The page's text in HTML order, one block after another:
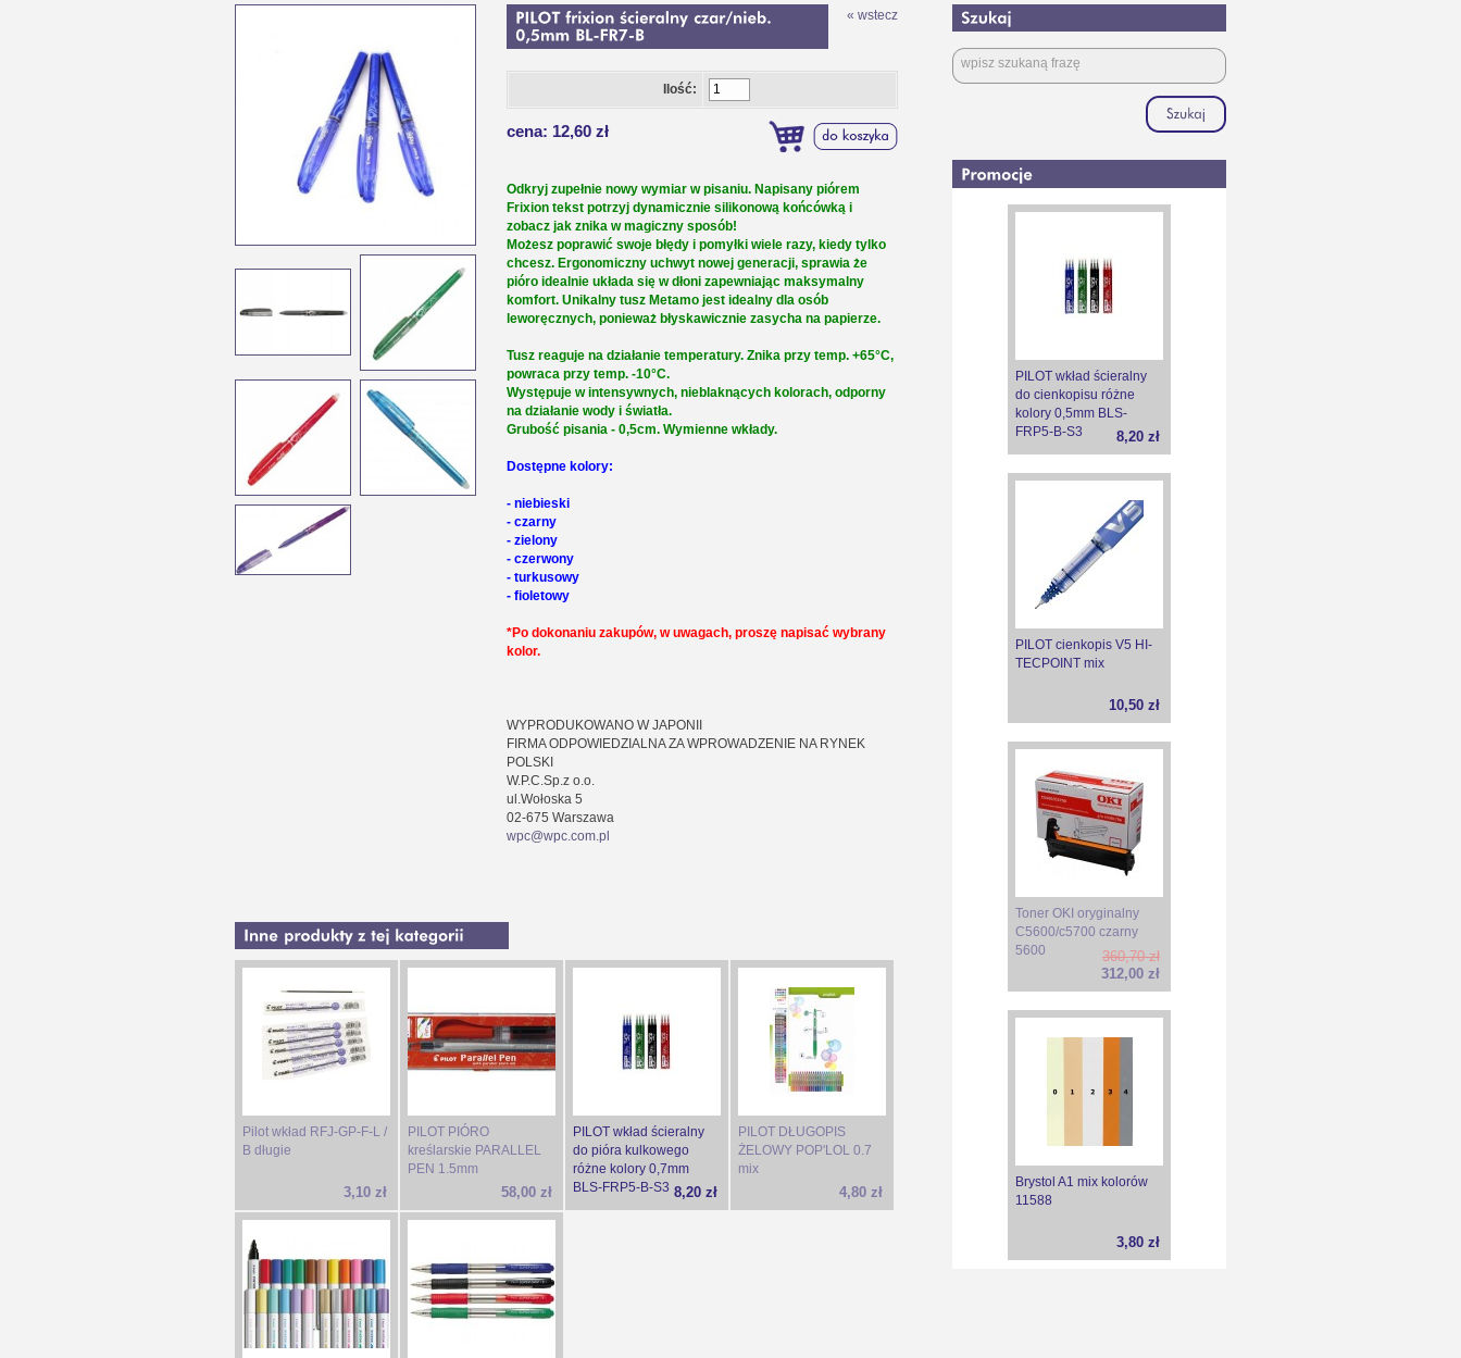
« wstecz
Ilość:
cena: 12,60 zł
Odkryj zupełnie nowy wymiar w pisaniu. Napisany piórem
Frixion tekst potrzyj dynamicznie silikonową końcówką i
zobacz jak znika w magiczny sposób!
Możesz poprawić swoje błędy i pomyłki wiele razy, kiedy tylko
chcesz. Ergonomiczny uchwyt nowej generacji, sprawia że
pióro idealnie układa się w dłoni zapewniając maksymalny
komfort. Unikalny tusz Metamo jest idealny dla osób
leworęcznych, ponieważ błyskawicznie zasycha na papierze.
Tusz reaguje na działanie temperatury. Znika przy temp. +65°C,
powraca przy temp. -10°C.
Występuje w intensywnych, nieblaknących kolorach, odporny
na działanie wody i światła.
Grubość pisania - 0,5cm. Wymienne wkłady.
Dostępne kolory:
- niebieski
- czarny
- zielony
- czerwony
- turkusowy
- fioletowy
*Po dokonaniu zakupów, w uwagach, proszę napisać wybrany
kolor.
WYPRODUKOWANO W JAPONII
FIRMA ODPOWIEDZIALNA ZA WPROWADZENIE NA RYNEK
POLSKI
W.P.C.Sp.z o.o.
ul.Wołoska 5
02-675 Warszawa
wpc@wpc.com.pl
Pilot wkład RFJ-GP-F-L /
B długie
3,10 zł
PILOT PIÓRO
kreślarskie PARALLEL
PEN 1.5mm
58,00 zł
PILOT wkład ścieralny
do pióra kulkowego
różne kolory 0,7mm
BLS-FRP5-B-S3 8,20 zł
PILOT DŁUGOPIS
ŻELOWY POP'LOL 0.7
mix
4,80 zł
PILOT wkład ścieralny
do cienkopisu różne
kolory 0,5mm BLS-
FRP5-B-S3
8,20 zł
PILOT cienkopis V5 HI-
TECPOINT mix
10,50 zł
Toner OKI oryginalny
C5600/c5700 czarny
5600
360,70 zł
312,00 zł
Brystol A1 mix kolorów
11588
3,80 zł